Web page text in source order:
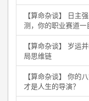
【算命杂谈】 日主
测，你的职业赛道一
【算命杂谈】 岁运
局思维链
【算命杂谈】 你的
才是人生的导演？